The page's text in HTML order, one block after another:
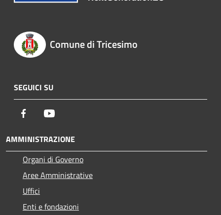
Comune di Tricesimo
SEGUICI SU
Facebook
AMMINISTRAZIONE
Organi di Governo
Aree Amministrative
Uffici
Enti e fondazioni